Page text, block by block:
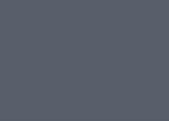
Meloni contro Cgil: «Vergognoso». Landini: